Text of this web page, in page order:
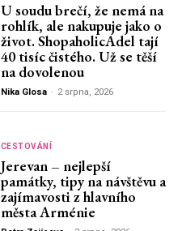
U soudu brečí, že nemá na
rohlík, ale nakupuje jako o
život. ShopaholicAdel tají
40 tisíc čistého. Už se těší
na dovolenou
Nika Glosa - 2 srpna, 2026
CESTOVÁNÍ
Jerevan – nejlepší
památky, tipy na návštěvu a
zajímavosti z hlavního
města Arménie